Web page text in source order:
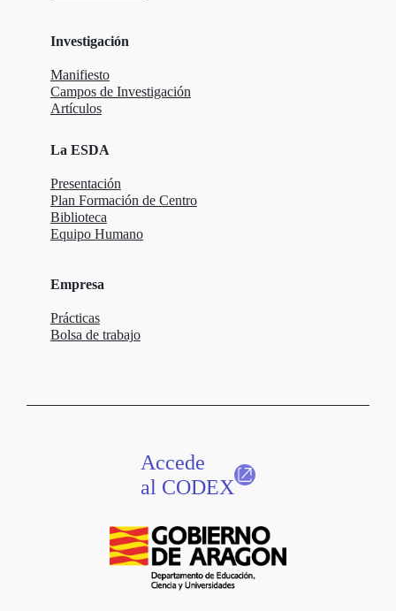
Investigación
Manifiesto
Campos de Investigación
Artículos
La ESDA
Presentación
Plan Formación de Centro
Biblioteca
Equipo Humano
Empresa
Prácticas
Bolsa de trabajo
Accede
al CODEX